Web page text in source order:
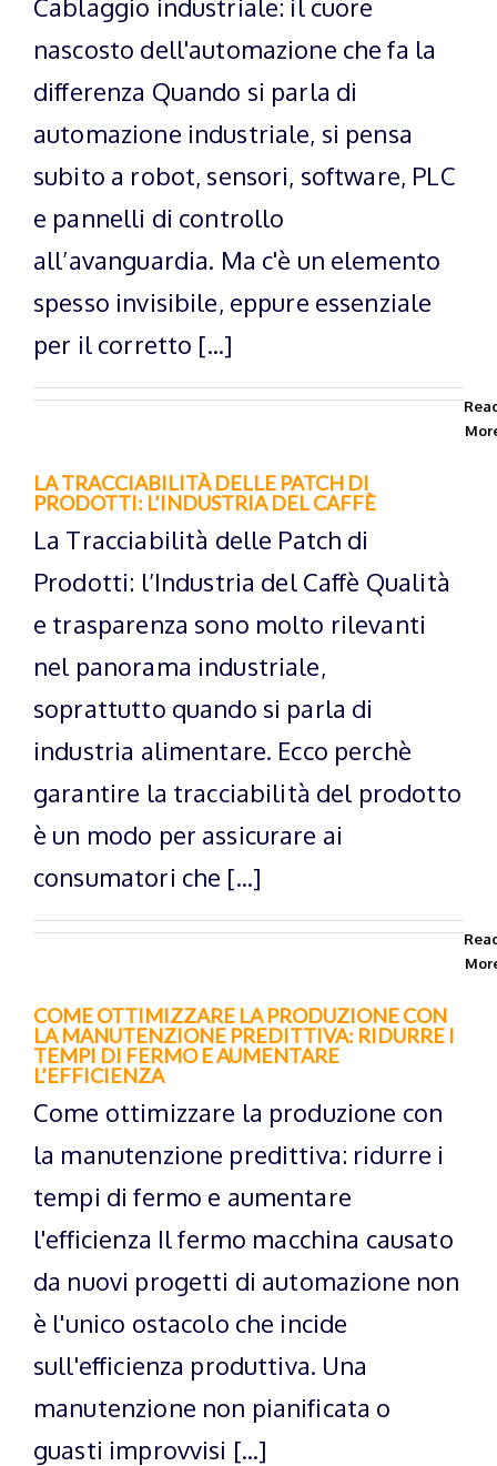
Cablaggio industriale: il cuore
nascosto dell'automazione che fa la
differenza Quando si parla di
automazione industriale, si pensa
subito a robot, sensori, software, PLC
e pannelli di controllo
all’avanguardia. Ma c'è un elemento
spesso invisibile, eppure essenziale
per il corretto [...]
LA TRACCIABILITÀ DELLE PATCH DI
PRODOTTI: L’INDUSTRIA DEL CAFFÈ
La Tracciabilità delle Patch di
Prodotti: l’Industria del Caffè Qualità
e trasparenza sono molto rilevanti
nel panorama industriale,
soprattutto quando si parla di
industria alimentare. Ecco perchè
garantire la tracciabilità del prodotto
è un modo per assicurare ai
consumatori che [...]
COME OTTIMIZZARE LA PRODUZIONE CON
LA MANUTENZIONE PREDITTIVA: RIDURRE I
TEMPI DI FERMO E AUMENTARE
L’EFFICIENZA
Come ottimizzare la produzione con
la manutenzione predittiva: ridurre i
tempi di fermo e aumentare
l'efficienza Il fermo macchina causato
da nuovi progetti di automazione non
è l'unico ostacolo che incide
sull'efficienza produttiva. Una
manutenzione non pianificata o
guasti improvvisi [...]